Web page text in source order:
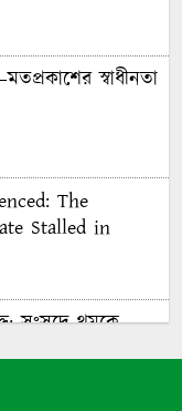
স্বাধীনতা
The
Stalled in
সংসদে থমকে